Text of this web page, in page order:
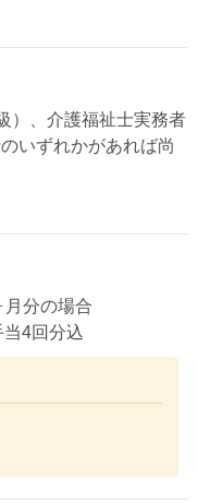
）、介護福祉士実務者
いずれかがあれば尚
分の場合
4回分込